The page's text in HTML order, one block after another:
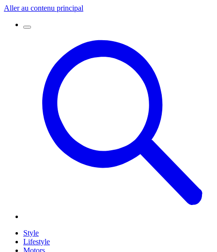
Aller au contenu principal
Style
Lifestyle
Motors